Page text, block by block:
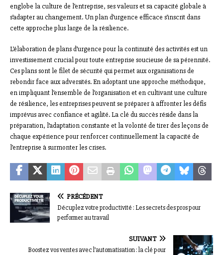
englobe la culture de l’entreprise, ses valeurs et sa capacité globale à
s’adapter au changement. Un plan d’urgence efficace s’inscrit dans
cette approche plus large de la résilience.
L’élaboration de plans d’urgence pour la continuité des activités est un
investissement crucial pour toute entreprise soucieuse de sa pérennité.
Ces plans sont le filet de sécurité qui permet aux organisations de
rebondir face aux adversités. En adoptant une approche méthodique,
en impliquant l’ensemble de l’organisation et en cultivant une culture
de résilience, les entreprises peuvent se préparer à affronter les défis
imprévus avec confiance et agilité. La clé du succès réside dans la
préparation, l’adaptation constante et la volonté de tirer des leçons de
chaque expérience pour renforcer continuellement la capacité de
l’entreprise à surmonter les crises.
PRÉCÉDENT
Décuplez votre productivité : Les secrets des pros pour
performer au travail
SUIVANT
Boostez vos ventes avec l’automatisation : la clé pour